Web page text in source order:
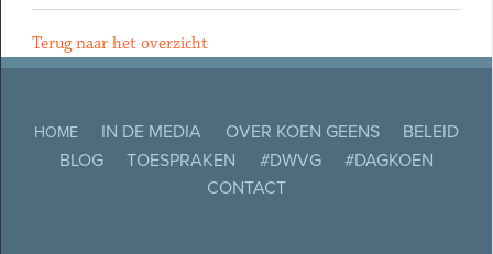
Terug naar het overzicht
HOME IN DE MEDIA OVER KOEN GEENS
BELEID
BLOG
TOESPRAKEN #DWVG
#DAGKOEN
CONTACT